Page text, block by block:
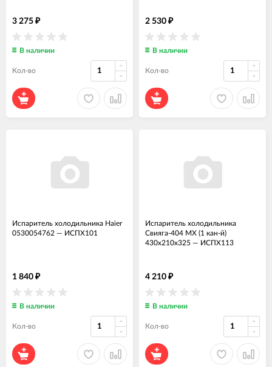
3 275 ₽
В наличии
Кол-во
2 530 ₽
В наличии
Кол-во
Испаритель холодильника Haier
0530054762 — ИСПХ101
1 840 ₽
В наличии
Кол-во
Испаритель холодильника
Свияга-404 МХ (1 кан-й)
430х210х325 — ИСПХ113
4 210 ₽
В наличии
Кол-во